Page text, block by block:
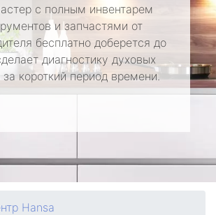
с полным инвентарем
и запчастями от
бесплатно доберется до
диагностику духовых
короткий период времени.
Hansa